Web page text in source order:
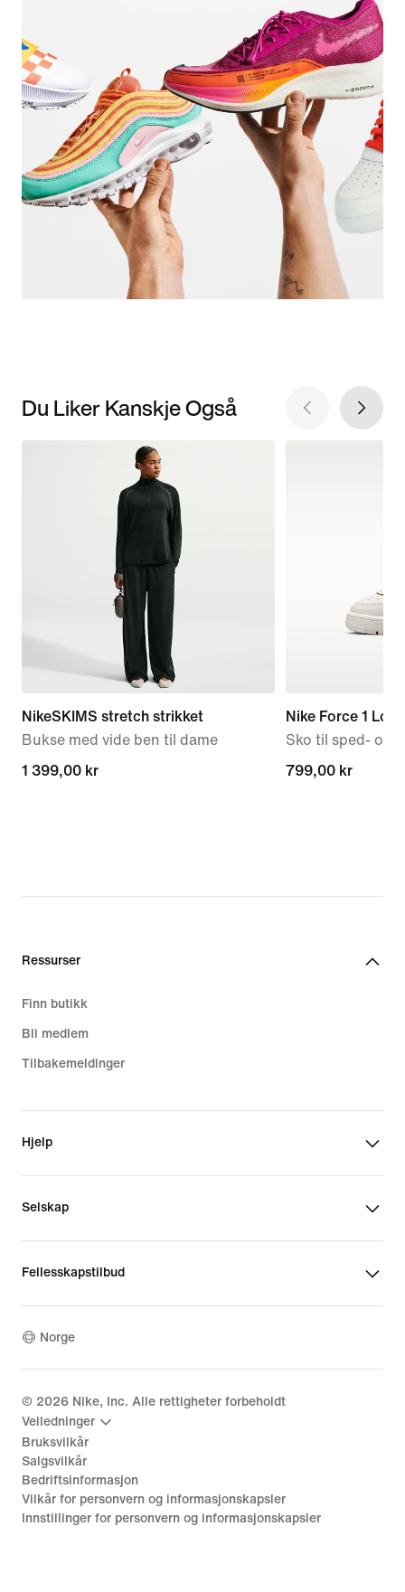
Du Liker Kanskje Også
NikeSKIMS stretch strikket
Bukse med vide ben til dame
1 399,00 kr
1 399,00 kr
Nike Force 1 Low
Sko til sped- og
799,00 kr
799,00 kr
Ressurser
Finn butikk
Bli medlem
Tilbakemeldinger
Hjelp
Selskap
Fellesskapstilbud
Norge
© 2026 Nike, Inc. Alle rettigheter forbeholdt
Veiledninger
Bruksvilkår
Salgsvilkår
Bedriftsinformasjon
Vilkår for personvern og informasjonskapsler
Innstillinger for personvern og informasjonskapsler